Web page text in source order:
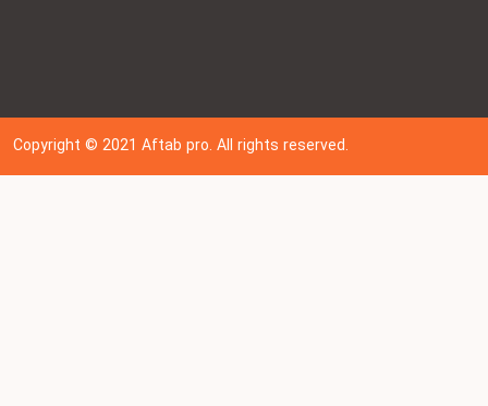
Copyright © 202 1Aftab pro. All rights reserved.